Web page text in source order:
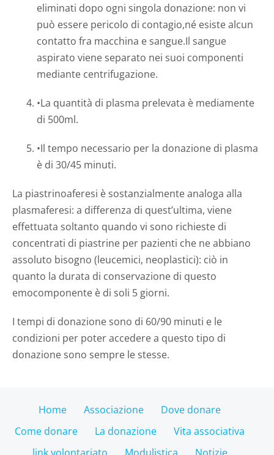
eliminati dopo ogni singola donazione: non vi
può essere pericolo di contagio,né esiste alcun
contatto fra macchina e sangue.Il sangue
aspirato viene separato nei suoi componenti
mediante centrifugazione.
•La quantità di plasma prelevata è mediamente
di 500ml.
•Il tempo necessario per la donazione di plasma
è di 30/45 minuti.
La piastrinoaferesi è sostanzialmente analoga alla
plasmaferesi: a differenza di quest’ultima, viene
effettuata soltanto quando vi sono richieste di
concentrati di piastrine per pazienti che ne abbiano
assoluto bisogno (leucemici, neoplastici): ciò in
quanto la durata di conservazione di questo
emocomponente è di soli 5 giorni.
I tempi di donazione sono di 60/90 minuti e le
condizioni per poter accedere a questo tipo di
donazione sono sempre le stesse.
Home Associazione
Dove donare
Come donare
La donazione
Vita associativa